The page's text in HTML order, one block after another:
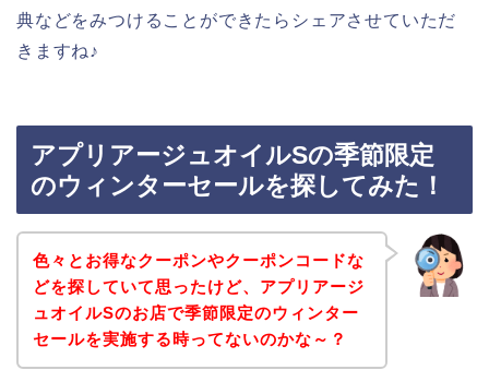
典などをみつけることができたらシェアさせていただ
きますね♪
アプリアージュオイルSの季節限定
のウィンターセールを探してみた！
色々とお得なクーポンやクーポンコードな
どを探していて思ったけど、アプリアージ
ュオイルSのお店で季節限定のウィンター
セールを実施する時ってないのかな～？